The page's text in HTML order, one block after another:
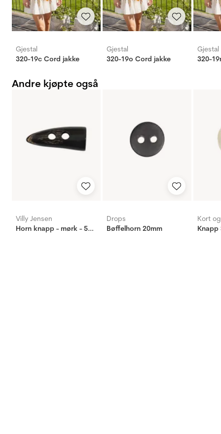
Gjestal
320-19c Cord jakke
Gjestal
320-19o Cord jakke
Gjestal
320-
Andre kjøpte også
Villy Jensen
Horn knapp - mørk - 50mm
Drops
Bøffelhorn 20mm
Kort